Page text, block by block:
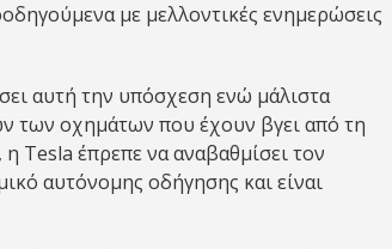
με μελλοντικές ενημερώσεις
αυτή την υπόσχεση ενώ μάλιστα
των οχημάτων που έχουν βγει από τη
Tesla έπρεπε να αναβαθμίσει τον
αυτόνομης οδήγησης και είναι